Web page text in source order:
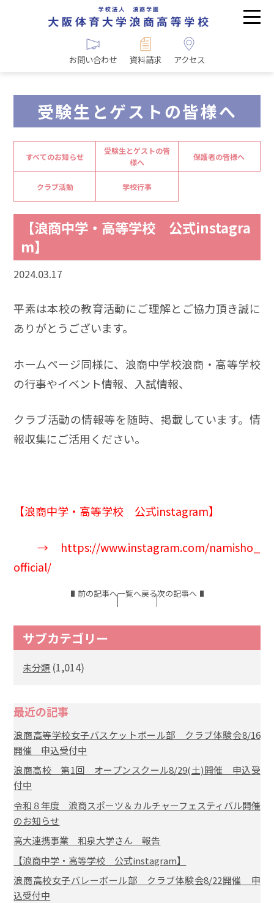
お問い合わせ 資料請求 アクセス
受験生とゲストの皆様へ
すべてのお知らせ
受験生とゲストの皆
様へ
保護者の皆様へ
クラブ活動 学校行事
【浪商中学・高等学校 公式instagra
m】
2024.03.17
平素は本校の教育活動にご理解とご協力頂き誠に
ありがとうございます。
ホームページ同様に、浪商中学校浪商・高等学校
の行事やイベント情報、入試情報、
クラブ活動の情報等を随時、掲載しています。情
報収集にご活用ください。
【浪商中学 ・高等学校 公式instagram】
→ https://www.instagram.com/namisho_
official/
前の記事へ一覧へ戻る次の記事へ
サブカテゴリー
未分類 (1,014)
最近の記事
浪商高等学校女子バスケットボール部 クラブ体験会8/16
開催 申込受付中
浪商高校 第1回 オープンスクール8/29(土)開催 申込受
付中
令和８年度 浪商スポーツ＆カルチャーフェスティバル開催
のお知らせ
高大連携事業 和泉大学さん 報告
【浪商中学・高等学校 公式instagram】
浪商高校女子バレーボール部 クラブ体験会8/22開催 申
込受付中